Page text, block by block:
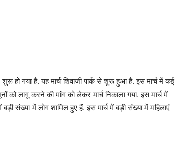
गया है. यह मार्च शिवाजी पार्क से शुरू हुआ है. इस मार्च में कई
को लागू करने की मांग को लेकर मार्च निकाला गया. इस मार्च में
संख्या में लोग शामिल हुए हैं. इस मार्च में बड़ी संख्या में महिलाएं